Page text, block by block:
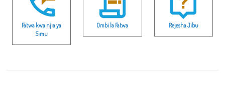
Fatwa kwa njia ya
Simu
Ombi la Fatwa Rejesha Jibu